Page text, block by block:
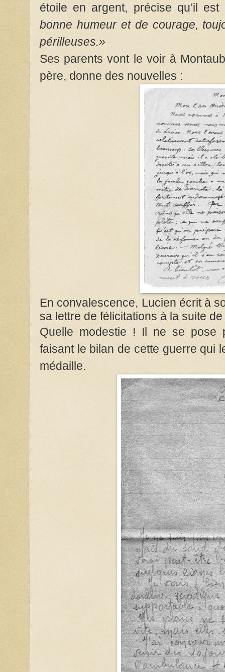
étoile en argent, précise qu’il est
bonne humeur et de courage,
périlleuses.»
Ses parents vont le voir à
père, donne des nouvelles :
En convalescence, Lucien écrit à
sa lettre de félicitations à la suite
Quelle modestie ! Il ne se pose
faisant le bilan de cette guerre qui
médaille.